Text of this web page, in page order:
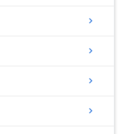
chevron_right
chevron_right
chevron_right
chevron_right